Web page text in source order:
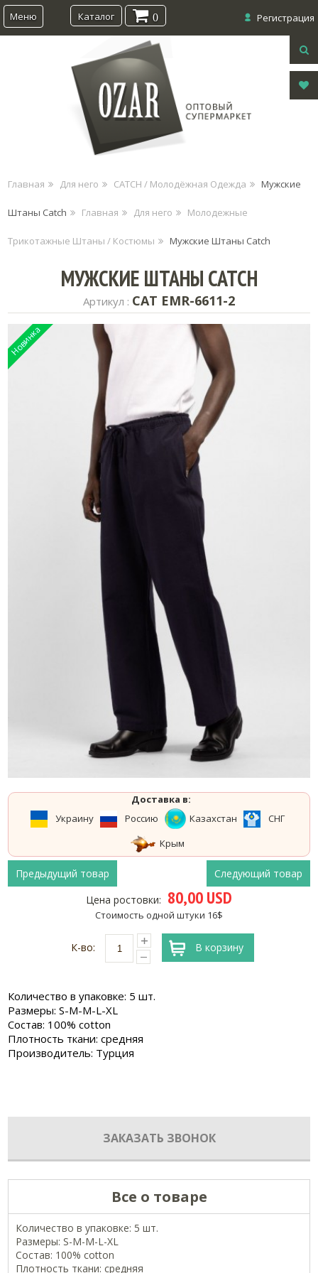
Меню Регистрация
Каталог 0
Главная Для него CATCH / Молодёжная Одежда Мужские
Штаны Catch Главная Для него Молодежные
Трикотажные Штаны / Костюмы Мужские Штаны Catch
МУЖСКИЕ ШТАНЫ CATCH
Артикул : CAT EMR-6611-2
Доставка в:
Украину
Россию Казахстан
СНГ
Крым
Предыдущий товар
Следующий товар
Цена ростовки: 80,00 USD
Стоимость одной штуки 16$
К-во: В корзину
Количество в упаковке: 5 шт.
Размеры: S-M-M-L-XL
Состав: 100% cotton
Плотность ткани: средняя
Производитель: Турция
ЗАКАЗАТЬ ЗВОНОК
Все о товаре
Количество в упаковке: 5 шт.
Размеры: S-M-M-L-XL
Состав: 100% cotton
Плотность ткани: средняя